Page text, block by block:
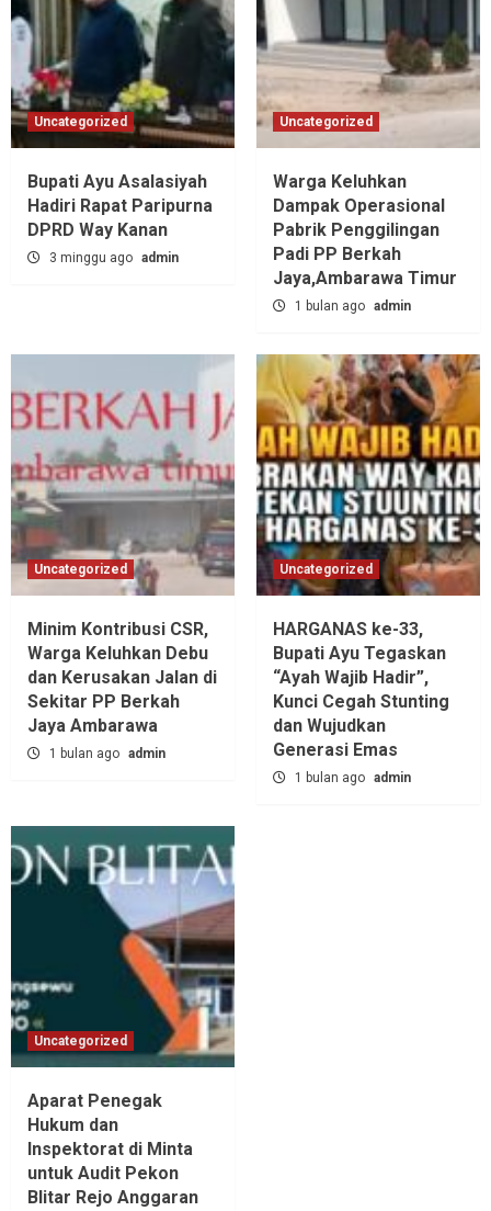
Uncategorized
Bupati Ayu Asalasiyah
Hadiri Rapat Paripurna
DPRD Way Kanan
3 minggu ago admin
Uncategorized
Warga Keluhkan
Dampak Operasional
Pabrik Penggilingan
Padi PP Berkah
Jaya,‎Ambarawa Timur
1 bulan ago admin
Uncategorized
Minim Kontribusi CSR,
Warga Keluhkan Debu
dan Kerusakan Jalan di
Sekitar PP Berkah
Jaya Ambarawa‎
1 bulan ago admin
Uncategorized
HARGANAS ke-33,
Bupati Ayu Tegaskan
“Ayah Wajib Hadir”,
Kunci Cegah Stunting
dan Wujudkan
Generasi Emas
1 bulan ago admin
Uncategorized
Aparat Penegak
Hukum dan
Inspektorat di Minta
untuk Audit Pekon
Blitar Rejo Anggaran